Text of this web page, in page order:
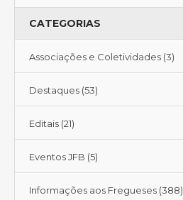
CATEGORIAS
Associações e Coletividades (3)
Destaques (53)
Editais (21)
Eventos JFB (5)
Informações aos Fregueses (388)